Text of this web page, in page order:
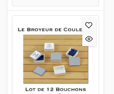
environ 3 à
4 languettes.